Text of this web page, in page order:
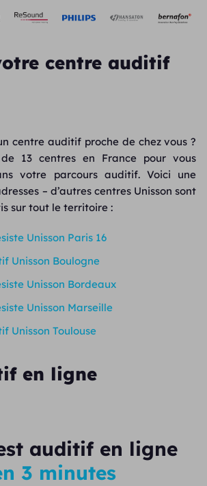
centre auditif
centre auditif proche de chez vous ?
de 13 centres en France pour vous
votre parcours auditif. Voici une
– d’autres centres Unisson sont
sur tout le territoire :
Unisson Paris 16
Unisson Boulogne
Unisson Bordeaux
Unisson Marseille
Unisson Toulouse
en ligne
auditif en ligne
3 minutes